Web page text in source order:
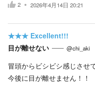
2 2026年4月14日 20:21
★★★ Excellent!!!
目が離せない
@chi_aki
冒頭からビシビシ感じさせ
今後に目が離せません！！